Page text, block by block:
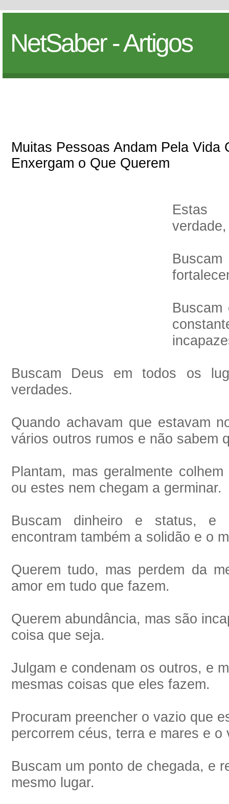
NetSaber - Artigos
Muitas Pessoas Andam Pela Vida
Enxergam o Que Querem
Estas
Buscam Deus em todos os
verdades.
Quando achavam que estavam
vários outros rumos e não sabem
Plantam, mas geralmente
ou estes nem chegam a germinar.
Buscam dinheiro e status, e
encontram também a solidão e o
Querem tudo, mas perdem da
amor em tudo que fazem.
Querem abundância, mas são
coisa que seja.
Julgam e condenam os outros, e
mesmas coisas que eles fazem.
Procuram preencher o vazio que
percorrem céus, terra e mares e o
Buscam um ponto de chegada, e
mesmo lugar.